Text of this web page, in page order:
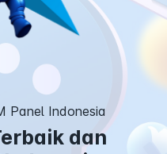
Panel Indonesia
dan